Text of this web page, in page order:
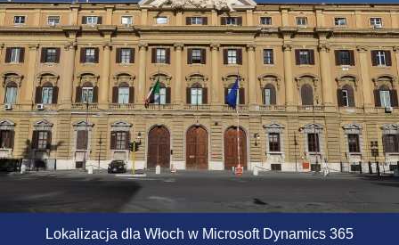
Lokalizacja dla Włoch w Microsoft Dynamics 365